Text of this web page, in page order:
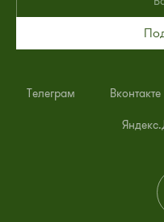
Телеграм Вконтакте